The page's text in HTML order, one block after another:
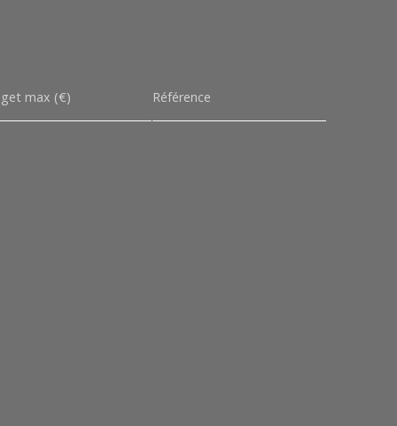
max (€) Référence